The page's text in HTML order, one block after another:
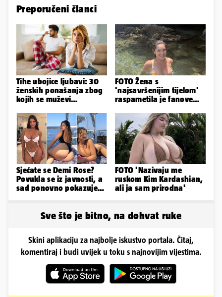
Preporučeni članci
Tihe ubojice ljubavi: 30
ženskih ponašanja zbog
kojih se muževi
FOTO Žena s
'najsavršenijim tijelom'
raspametila je fanove
Sjećate se Demi Rose?
Povukla se iz javnosti, a
sad ponovno pokazuje
FOTO 'Nazivaju me
ruskom Kim Kardashian,
ali ja sam prirodna'
Sve što je bitno, na dohvat ruke
Skini aplikaciju za najbolje iskustvo portala. Čitaj,
komentiraj i budi uvijek u toku s najnovijim vijestima.